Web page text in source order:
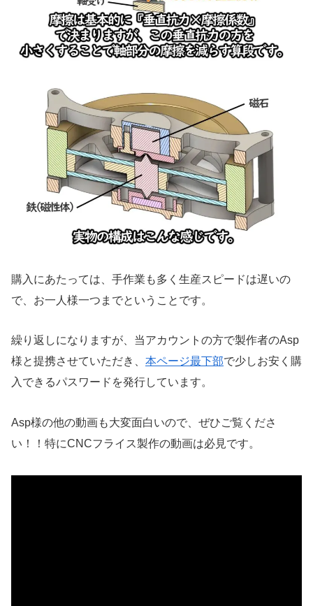
購入にあたっては、手作業も多く生産スピードは遅いの
で、お一人様一つまでということです。
繰り返しになりますが、当アカウントの方で製作者のAsp
様と提携させていただき、 本ページ最下部で少しお安く購
入できるパスワードを発行しています。
Asp様の他の動画も大変面白いので、ぜひご覧くださ
い！！特にCNCフライス製作の動画は必見です。